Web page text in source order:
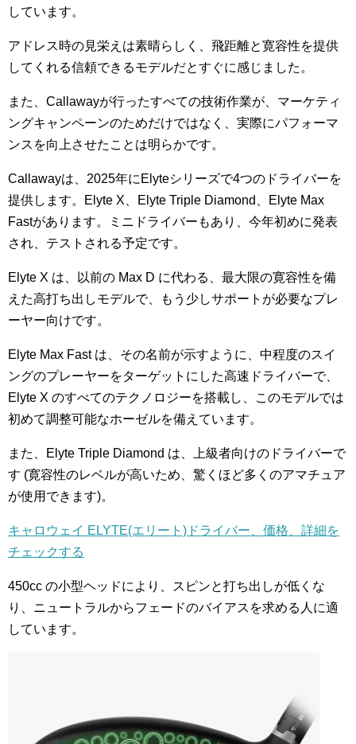
しています。
アドレス時の見栄えは素晴らしく、飛距離と寛容性を提供
してくれる信頼できるモデルだとすぐに感じました。
また、Callawayが行ったすべての技術作業が、マーケティ
ングキャンペーンのためだけではなく、実際にパフォーマ
ンスを向上させたことは明らかです。
Callawayは、2025年にElyteシリーズで4つのドライバーを
提供します。Elyte X、Elyte Triple Diamond、Elyte Max
Fastがあります。ミニドライバーもあり、今年初めに発表
され、テストされる予定です。
Elyte X は、以前の Max D に代わる、最大限の寛容性を備
えた高打ち出しモデルで、もう少しサポートが必要なプレ
ーヤー向けです。
Elyte Max Fast は、その名前が示すように、中程度のスイ
ングのプレーヤーをターゲットにした高速ドライバーで、
Elyte X のすべてのテクノロジーを搭載し、このモデルでは
初めて調整可能なホーゼルを備えています。
また、Elyte Triple Diamond は、上級者向けのドライバーで
す (寛容性のレベルが高いため、驚くほど多くのアマチュア
が使用できます)。
キャロウェイ ELYTE(エリート)ドライバー、価格、詳細を
チェックする
450cc の小型ヘッドにより、スピンと打ち出しが低くな
り、ニュートラルからフェードのバイアスを求める人に適
しています。